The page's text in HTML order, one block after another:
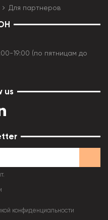
Для партнеров
19:00 (по пятницам до
us
конфиденциальности